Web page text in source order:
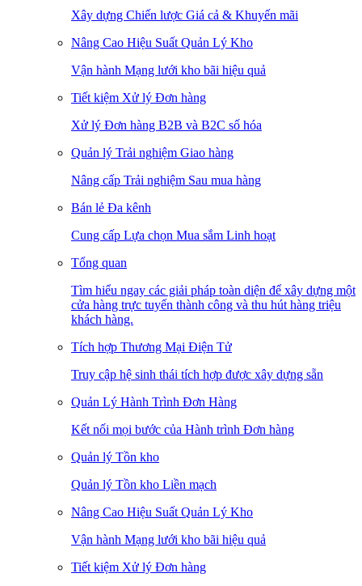
Xây dựng Chiến lược Giá cả & Khuyến mãi
Nâng Cao Hiệu Suất Quản Lý Kho
Vận hành Mạng lưới kho bãi hiệu quả
Tiết kiệm Xử lý Đơn hàng
Xử lý Đơn hàng B2B và B2C số hóa
Quản lý Trải nghiệm Giao hàng
Nâng cấp Trải nghiệm Sau mua hàng
Bán lẻ Đa kênh
Cung cấp Lựa chọn Mua sắm Linh hoạt
Tổng quan
Tìm hiểu ngay các giải pháp toàn diện để xây dựng một
cửa hàng trực tuyến thành công và thu hút hàng triệu
khách hàng.
Tích hợp Thương Mại Điện Tử
Truy cập hệ sinh thái tích hợp được xây dựng sẵn
Quản Lý Hành Trình Đơn Hàng
Kết nối mọi bước của Hành trình Đơn hàng
Quản lý Tồn kho
Quản lý Tồn kho Liền mạch
Nâng Cao Hiệu Suất Quản Lý Kho
Vận hành Mạng lưới kho bãi hiệu quả
Tiết kiệm Xử lý Đơn hàng